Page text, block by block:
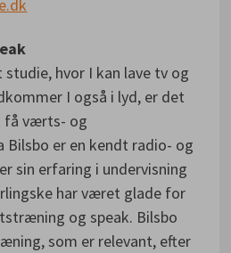
studie, hvor I kan lave tv og
I også i lyd, er det
få værts- og
er en kendt radio- og
sin erfaring i undervisning
har været glade for
og speak. Bilsbo
som er relevant, efter